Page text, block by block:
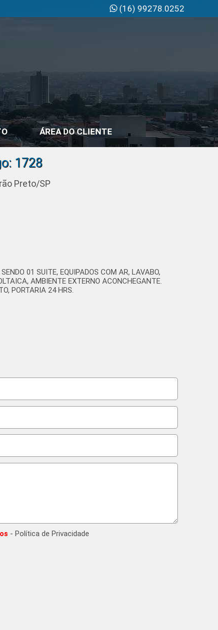
(16) 99278.0252
ÁREA DO CLIENTE
1728
Preto/SP
01 SUITE, EQUIPADOS COM AR, LAVABO,
AMBIENTE EXTERNO ACONCHEGANTE.
PORTARIA 24 HRS.
- Política de Privacidade